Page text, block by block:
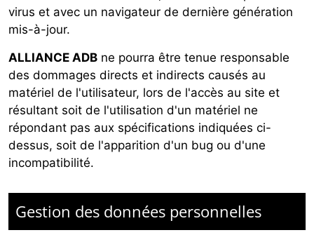
virus et avec un navigateur de dernière génération
mis-à-jour.
ALLIANCE ADB ne pourra être tenue responsable
des dommages directs et indirects causés au
matériel de l'utilisateur, lors de l'accès au site et
résultant soit de l'utilisation d'un matériel ne
répondant pas aux spécifications indiquées ci-
dessus, soit de l'apparition d'un bug ou d'une
incompatibilité.
Gestion des données personnelles